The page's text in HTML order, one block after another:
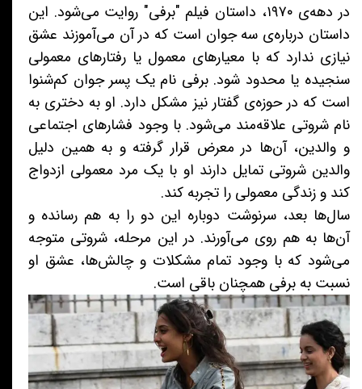
در دهه‌ی ۱۹۷۰، داستان فیلم "برفی" روایت می‌شود. این
داستان درباره‌ی سه جوان است که در آن می‌آموزند عشق
نیازی ندارد که با معیارهای معمول یا رفتارهای معمولی
سنجیده یا محدود شود. برفی نام یک پسر جوان کم‌شنوا
است که در حوزه‌ی گفتار نیز مشکل دارد. او به دختری به
نام شروتی علاقه‌مند می‌شود. با وجود فشارهای اجتماعی
و والدین، آن‌ها در معرض قرار گرفته و به همین دلیل
والدین شروتی تمایل دارند او با یک مرد معمولی ازدواج
کند و زندگی معمولی را تجربه کند.
سال‌ها بعد، سرنوشت دوباره این دو را به هم رسانده و
آن‌ها به هم روی می‌آورند. در این مرحله، شروتی متوجه
می‌شود که با وجود تمام مشکلات و چالش‌ها، عشق او
نسبت به برفی همچنان باقی است.